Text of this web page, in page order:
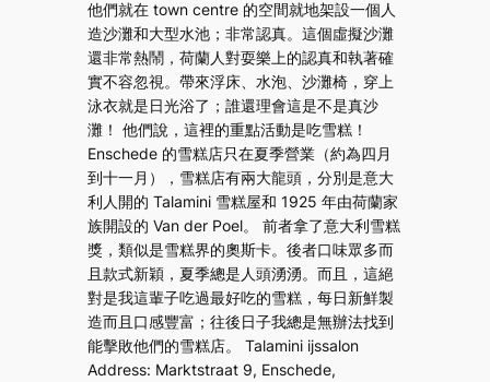
他們就在 town centre 的空間就地架設一個人
造沙灘和大型水池；非常認真。這個虛擬沙灘
還非常熱鬧，荷蘭人對耍樂上的認真和執著確
實不容忽視。帶來浮床、水泡、沙灘椅，穿上
泳衣就是日光浴了；誰還理會這是不是真沙
灘！ 他們說，這裡的重點活動是吃雪糕！
Enschede 的雪糕店只在夏季營業（約為四月
到十一月），雪糕店有兩大龍頭，分別是意大
利人開的 Talamini 雪糕屋和 1925 年由荷蘭家
族開設的 Van der Poel。 前者拿了意大利雪糕
獎，類似是雪糕界的奧斯卡。後者口味眾多而
且款式新穎，夏季總是人頭湧湧。而且，這絕
對是我這輩子吃過最好吃的雪糕，每日新鮮製
造而且口感豐富；往後日子我總是無辦法找到
能擊敗他們的雪糕店。 Talamini ijssalon
Address: Marktstraat 9, Enschede,